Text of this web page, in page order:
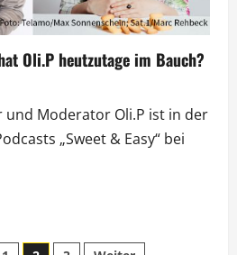
Oli.P heutzutage im Bauch?
und Moderator Oli.P ist in der
„Sweet & Easy“ bei